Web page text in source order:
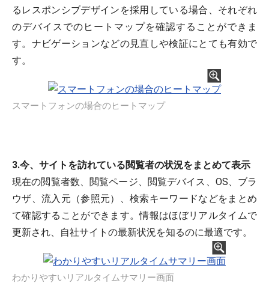
るレスポンシブデザインを採用している場合、それぞれ
のデバイスでのヒートマップを確認することができま
す。ナビゲーションなどの見直しや検証にとても有効で
す。
スマートフォンの場合のヒートマップ
3.今、サイトを訪れている閲覧者の状況をまとめて表示
現在の閲覧者数、閲覧ページ、閲覧デバイス、OS、ブラ
ウザ、流入元（参照元）、検索キーワードなどをまとめ
て確認することができます。情報はほぼリアルタイムで
更新され、自社サイトの最新状況を知るのに最適です。
わかりやすいリアルタイムサマリー画面